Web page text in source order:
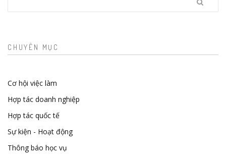
CHUYÊN MỤC
Cơ hội việc làm
Hợp tác doanh nghiệp
Hợp tác quốc tế
Sự kiện - Hoạt động
Thông báo học vụ